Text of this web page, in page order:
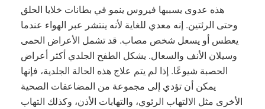
هذه عدوى يسببها فيروس ينمو في بطانات خلايا الحلق
وحتى الرئتين. إنه معدي للغاية لأنه ينتشر عبر الهواء عندما
يعطس أو يسعل شخص مصاب. قد تشمل الأعراض الحمى
وسيلان الأنف والسعال. يشكل الطفح الجلدي أكثر أعراض
الحصبة شيوعًا. إذا لم يتم علاج هذه الحالة الجلدية، فإنها
يمكن أن تؤدي إلى مجموعة من المضاعفات الصحية
الأخرى مثل الالتهاب الرئوي، والتهابات الأذن، وكذلك التهاب